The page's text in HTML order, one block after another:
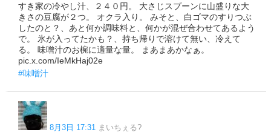
すき家の冷やし汁、２４０円。 大さじスプーンに山盛りな大
きさの豆腐が２つ。 オクラ入り。 みそと、白ゴマのすりつぶ
したのと？、あと何か調味料と、何かが混ぜ合わせてあるよう
で。 氷が入ってたかも？、持ち帰りで溶けて無い、冷えて
る。 味噌汁のお椀に適量な量。 まあまあかなぁ。
pic.x.com/IeMkHaj02e
#味噌汁
8月3日 17:31 まいちぇる?️